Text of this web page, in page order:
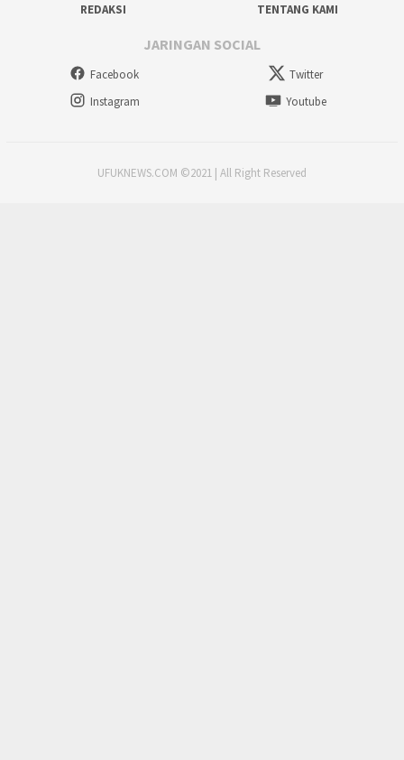
REDAKSI
TENTANG KAMI
JARINGAN SOCIAL
Facebook
Twitter
Instagram
Youtube
UFUKNEWS.COM ©2021 | All Right Reserved